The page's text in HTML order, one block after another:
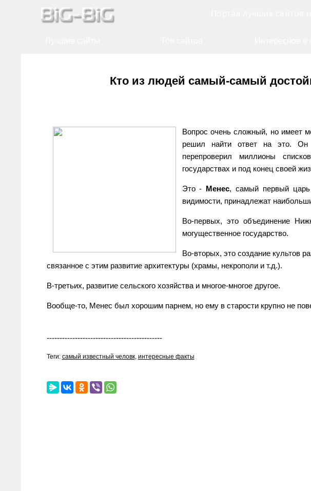
Кто из людей самый-самый
Вопрос очень сложный, но имеет
решил найти ответ на это. Он
перепроверил миллионы
государствах и под конец своей
Это - Менес, самый первый
видимости, принадлежат
Во-первых, это объединение
могущественное государство.
Во-вторых, это создание культов
связанное с этим развитие архитектуры (храмы, некрополи и т.д.).
В-третьих, развитие сельского хозяйства и многое-многое другое.
Вообще-то, Менес был хорошим парнем, но ему в старости крупно не
---------------------------------------------
Теги: самый известный человк, интересные факты